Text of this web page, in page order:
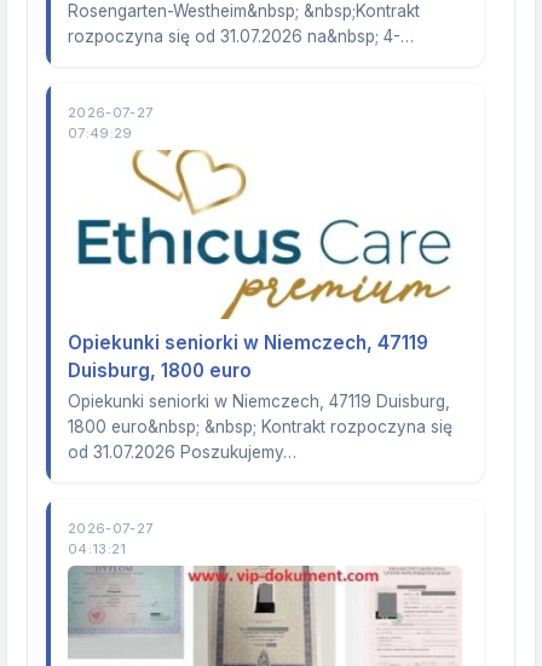
Rosengarten-Westheim&nbsp; &nbsp;Kontrakt
rozpoczyna się od 31.07.2026 na&nbsp; 4-…
2026-07-27
07:49:29
Opiekunki seniorki w Niemczech, 47119
Duisburg, 1800 euro
Opiekunki seniorki w Niemczech, 47119 Duisburg,
1800 euro&nbsp; &nbsp; Kontrakt rozpoczyna się
od 31.07.2026 Poszukujemy…
2026-07-27
04:13:21